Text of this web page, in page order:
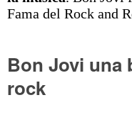
Fama del Rock and
Bon Jovi una
rock